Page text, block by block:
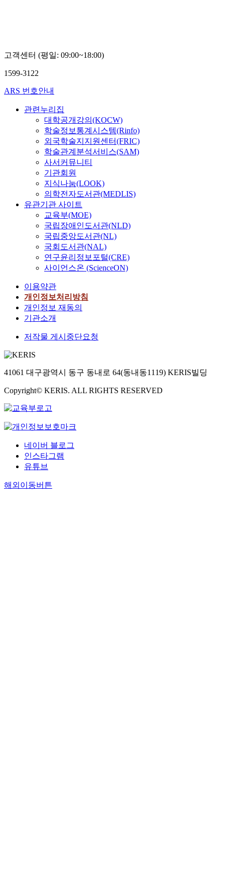
고객센터 (평일: 09:00~18:00)
1599-3122
ARS 번호안내
관련누리집
대학공개강의(KOCW)
학술정보통계시스템(Rinfo)
외국학술지지원센터(FRIC)
학술관계분석서비스(SAM)
사서커뮤니티
기관회원
지식나눔(LOOK)
의학전자도서관(MEDLIS)
유관기관 사이트
교육부(MOE)
국립장애인도서관(NLD)
국립중앙도서관(NL)
국회도서관(NAL)
연구윤리정보포털(CRE)
사이언스온 (ScienceON)
이용약관
개인정보처리방침
개인정보 재동의
기관소개
저작물 게시중단요청
41061 대구광역시 동구 동내로 64(동내동1119) KERIS빌딩
Copyright© KERIS. ALL RIGHTS RESERVED
네이버 블로그
인스타그램
유튜브
해외이동버튼